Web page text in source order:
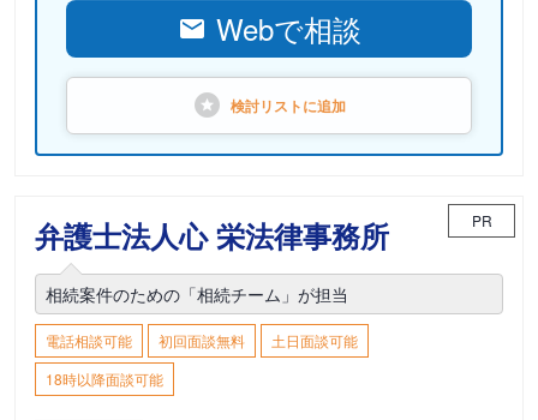
Webで相談
検討リストに追加
弁護士法人心 栄法律事務所 PR
相続案件のための「相続チーム」が担当
電話相談可能 初回面談無料
土日面談可能
18時以降面談可能